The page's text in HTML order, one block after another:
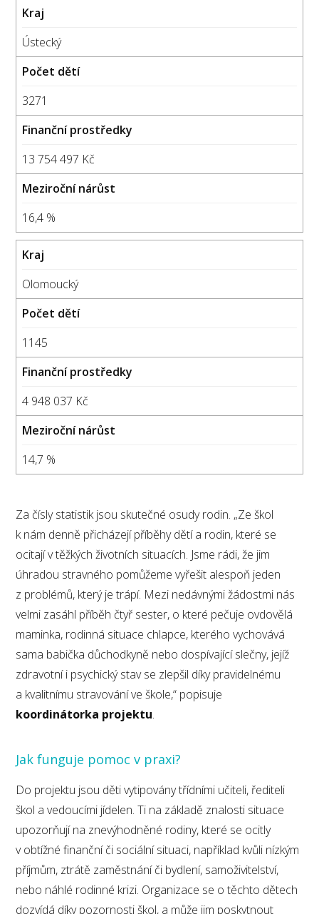
Ústecký
3271
13 754 497 Kč
16,4 %
Olomoucký
1145
4 948 037 Kč
14,7 %
Za čísly statistik jsou skutečné osudy rodin. „Ze škol
k nám denně přicházejí příběhy dětí a rodin, které se
ocitají v těžkých životních situacích. Jsme rádi, že jim
úhradou stravného pomůžeme vyřešit alespoň jeden
z problémů, který je trápí. Mezi nedávnými žádostmi nás
velmi zasáhl příběh čtyř sester, o které pečuje ovdovělá
maminka, rodinná situace chlapce, kterého vychovává
sama babička důchodkyně nebo dospívající slečny, jejíž
zdravotní i psychický stav se zlepšil díky pravidelnému
a kvalitnímu stravování ve škole,“ popisuje
koordinátorka projektu.
Jak funguje pomoc v praxi?
Do projektu jsou děti vytipovány třídními učiteli, řediteli
škol a vedoucími jídelen. Ti na základě znalosti situace
upozorňují na znevýhodněné rodiny, které se ocitly
v obtížné finanční či sociální situaci, například kvůli nízkým
příjmům, ztrátě zaměstnání či bydlení, samoživitelství,
nebo náhlé rodinné krizi. Organizace se o těchto dětech
dozvídá díky pozornosti škol, a může jim poskytnout